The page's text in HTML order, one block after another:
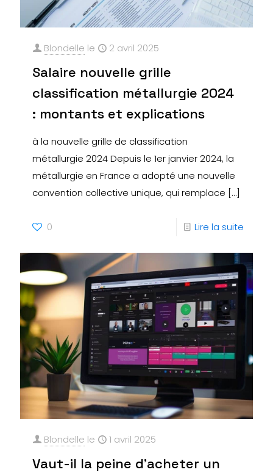
Blondelle le 2 avril 2025
Salaire nouvelle grille
classification métallurgie 2024
: montants et explications
à la nouvelle grille de classification
métallurgie 2024 Depuis le 1er janvier 2024, la
métallurgie en France a adopté une nouvelle
convention collective unique, qui remplace […]
0 Lire la suite
Blondelle le 1 avril 2025
Vaut-il la peine d’acheter un